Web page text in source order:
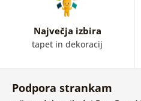
Največja izbira
tapet in dekoracij
Podpora strankam